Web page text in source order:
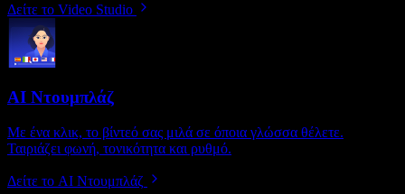
Δείτε το Video Studio
AI Ντουμπλάζ
Με ένα κλικ, το βίντεό σας μιλά σε όποια γλώσσα θέλετε.
Ταιριάζει φωνή, τονικότητα και ρυθμό.
Δείτε το AI Ντουμπλάζ